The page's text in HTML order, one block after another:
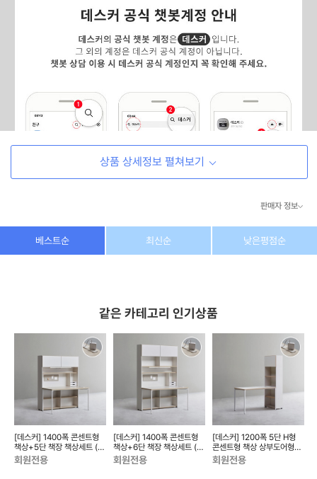
상품 상세정보 펼쳐보기
판매자 정보
상호/대표자 (주) 동이커머스
dongeecom@naver.com
소재지 경기도 고양시 덕양구 꽃마을로64, 1235호
베스트순 최신순 낮은평점순
같은 카테고리 인기상품
[데스커] 1400폭 콘센트형
책상+5단 책장 책상세트 (조
명, 도어 포함)
DSCJ145A...
회원전용
[데스커] 1400폭 콘센트형
책상+6단 책장 책상세트 (조
명, 도어 포함)
DSCJ146A...
회원전용
[데스커] 1200폭 5단 H형
콘센트형 책상 상부도어형
DSCJ165S
회원전용